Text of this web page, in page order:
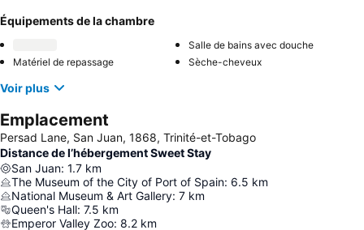
Équipements de la chambre
Salle de bains avec douche
Matériel de repassage
Sèche-cheveux
Voir plus
Emplacement
Persad Lane, San Juan, 1868, Trinité-et-Tobago
Distance de l’hébergement Sweet Stay
San Juan: 1.7 km
The Museum of the City of Port of Spain: 6.5 km
National Museum & Art Gallery: 7 km
Queen's Hall: 7.5 km
Emperor Valley Zoo: 8.2 km